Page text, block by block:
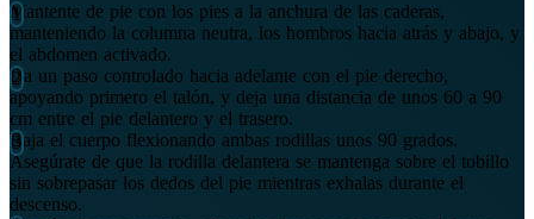
Mantente de pie con los pies a la anchura de las caderas,
manteniendo la columna neutra, los hombros hacia atrás y abajo, y
el abdomen activado.
Da un paso controlado hacia adelante con el pie derecho,
apoyando primero el talón, y deja una distancia de unos 60 a 90
cm entre el pie delantero y el trasero.
Baja el cuerpo flexionando ambas rodillas unos 90 grados.
Asegúrate de que la rodilla delantera se mantenga sobre el tobillo
sin sobrepasar los dedos del pie mientras exhalas durante el
descenso.